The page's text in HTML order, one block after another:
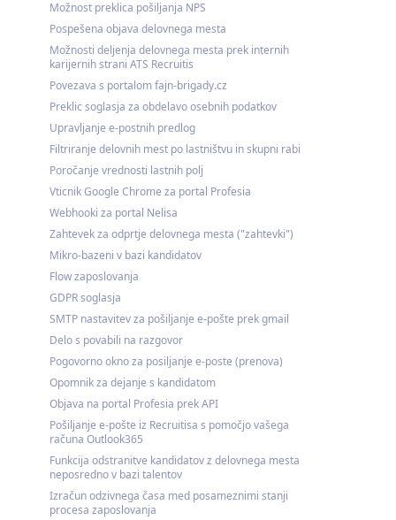
Možnost preklica pošiljanja NPS
Pospešena objava delovnega mesta
Možnosti deljenja delovnega mesta prek internih
karijernih strani ATS Recruitis
Povezava s portalom fajn-brigady.cz
Preklic soglasja za obdelavo osebnih podatkov
Upravljanje e-postnih predlog
Filtriranje delovnih mest po lastništvu in skupni rabi
Poročanje vrednosti lastnih polj
Vticnik Google Chrome za portal Profesia
Webhooki za portal Nelisa
Zahtevek za odprtje delovnega mesta ("zahtevki")
Mikro-bazeni v bazi kandidatov
Flow zaposlovanja
GDPR soglasja
SMTP nastavitev za pošiljanje e-pošte prek gmail
Delo s povabili na razgovor
Pogovorno okno za posiljanje e-poste (prenova)
Opomnik za dejanje s kandidatom
Objava na portal Profesia prek API
Pošiljanje e-pošte iz Recruitisa s pomočjo vašega
računa Outlook365
Funkcija odstranitve kandidatov z delovnega mesta
neposredno v bazi talentov
Izračun odzivnega časa med posameznimi stanji
procesa zaposlovanja